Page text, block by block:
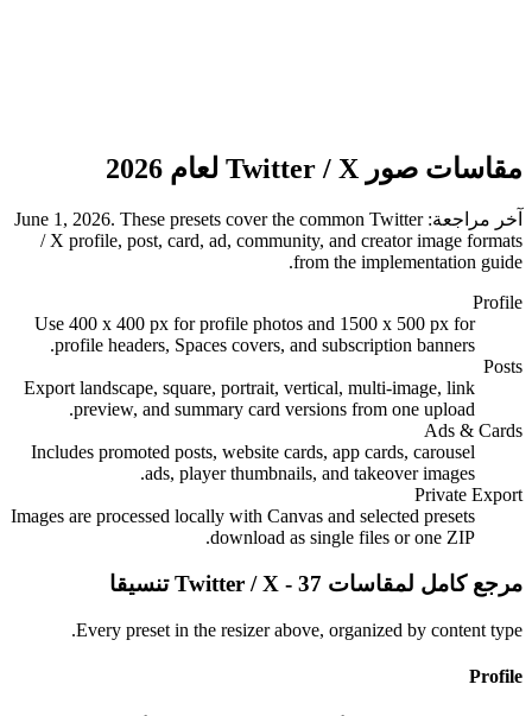
مقاسات صور Twitter / X لعام 2026
آخر مراجعة: June 1, 2026. These presets cover the common Twitter
/ X profile, post, card, ad, community, and creator image formats
from the implementation guide.
Profile
Use 400 x 400 px for profile photos and 1500 x 500 px for
profile headers, Spaces covers, and subscription banners.
Posts
Export landscape, square, portrait, vertical, multi-image, link
preview, and summary card versions from one upload.
Ads & Cards
Includes promoted posts, website cards, app cards, carousel
ads, player thumbnails, and takeover images.
Private Export
Images are processed locally with Canvas and selected presets
download as single files or one ZIP.
مرجع كامل لمقاسات Twitter / X - 37 تنسيقا
Every preset in the resizer above, organized by content type.
Profile